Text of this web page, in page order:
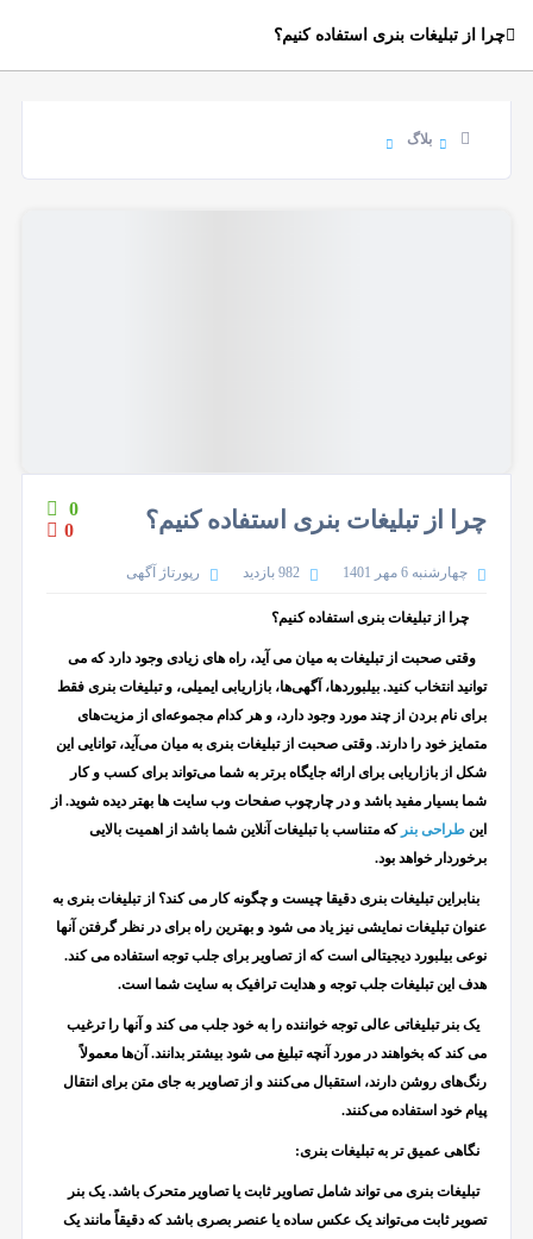
چرا از تبلیغات بنری استفاده کنیم؟
بلاگ
چرا از تبلیغات بنری استفاده کنیم؟
0
0
چهارشنبه 6 مهر 1401 982 بازدید رپورتاژ آگهی
چرا از تبلیغات بنری استفاده کنیم؟
وقتی صحبت از تبلیغات به میان می آید، راه های زیادی وجود دارد که می
توانید انتخاب کنید. بیلبوردها، آگهی‌ها، بازاریابی ایمیلی، و تبلیغات بنری فقط
برای نام بردن از چند مورد وجود دارد، و هر کدام مجموعه‌ای از مزیت‌های
متمایز خود را دارند. وقتی صحبت از تبلیغات بنری به میان می‌آید، توانایی این
شکل از بازاریابی برای ارائه جایگاه برتر به شما می‌تواند برای کسب و کار
شما بسیار مفید باشد و در چارچوب صفحات وب سایت ها بهتر دیده شوید. از
این طراحی بنر که متناسب با تبلیغات آنلاین شما باشد از اهمیت بالایی
برخوردار خواهد بود.
بنابراین تبلیغات بنری دقیقا چیست و چگونه کار می کند؟ از تبلیغات بنری به
عنوان تبلیغات نمایشی نیز یاد می شود و بهترین راه برای در نظر گرفتن آنها
نوعی بیلبورد دیجیتالی است که از تصاویر برای جلب توجه استفاده می کند.
هدف این تبلیغات جلب توجه و هدایت ترافیک به سایت شما است.
یک بنر تبلیغاتی عالی توجه خواننده را به خود جلب می کند و آنها را ترغیب
می کند که بخواهند در مورد آنچه تبلیغ می شود بیشتر بدانند. آن‌ها معمولاً
رنگ‌های روشن دارند، استقبال می‌کنند و از تصاویر به جای متن برای انتقال
پیام خود استفاده می‌کنند.
نگاهی عمیق تر به تبلیغات بنری:
تبلیغات بنری می تواند شامل تصاویر ثابت یا تصاویر متحرک باشد. یک بنر
تصویر ثابت می‌تواند یک عکس ساده یا عنصر بصری باشد که دقیقاً مانند یک